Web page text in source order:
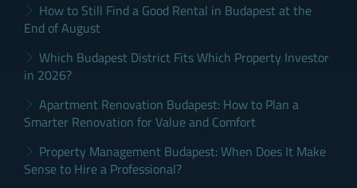
How to Still Find a Good Rental in Budapest at the
End of August
Which Budapest District Fits Which Property Investor
in 2026?
Apartment Renovation Budapest: How to Plan a
Smarter Renovation for Value and Comfort
Property Management Budapest: When Does It Make
Sense to Hire a Professional?